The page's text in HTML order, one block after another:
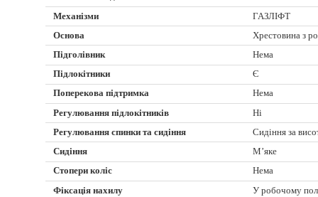
Механізми
ГАЗЛІФТ
Основа
Хрестовина з
Підголівник
Нема
Підлокітники
Є
Поперекова підтримка
Нема
Регулювання підлокітників
Ні
Регулювання спинки та сидіння
Сидіння за
Сидіння
М’яке
Стопери коліс
Нема
Фіксація нахилу
У робочому